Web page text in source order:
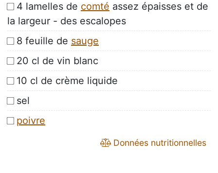
4 lamelles de comté assez épaisses et de
la largeur - des escalopes
8 feuille de sauge
20 cl de vin blanc
10 cl de crème liquide
sel
poivre
Données nutritionnelles